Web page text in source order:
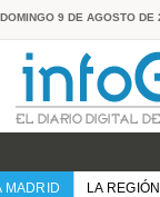
DOMINGO 9 DE AGOSTO DE
MADRID LA REGIÓN